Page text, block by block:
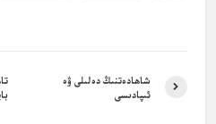
شاھادەتنىڭ دەلىلى ۋە
ئىپادىسى